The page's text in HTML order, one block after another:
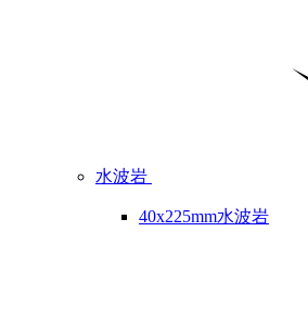
水波岩
40x225mm水波岩